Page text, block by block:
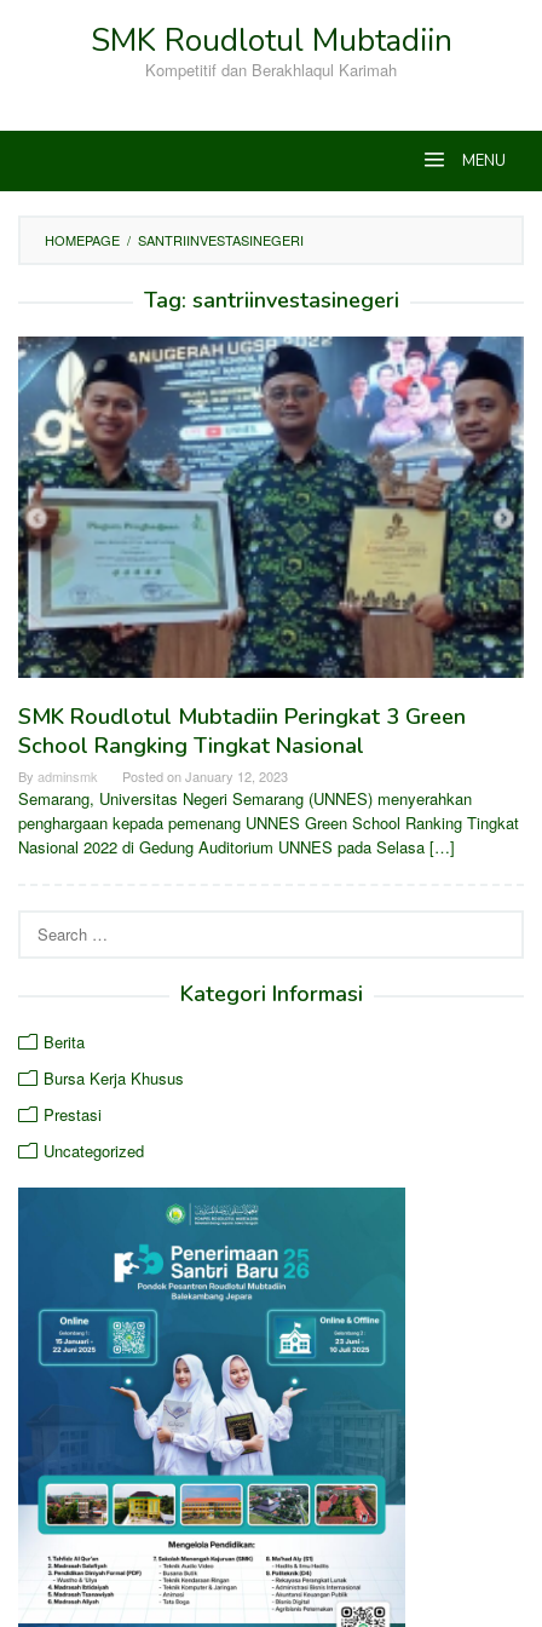
SMK Roudlotul Mubtadiin
Kompetitif dan Berakhlaqul Karimah
MENU
HOMEPAGE / SANTRIINVESTASINEGERI
Tag: santriinvestasinegeri
SMK Roudlotul Mubtadiin Peringkat 3 Green
School Rangking Tingkat Nasional
By adminsmk Posted onJanuary 12, 2023
Semarang, Universitas Negeri Semarang (UNNES) menyerahkan
penghargaan kepada pemenang UNNES Green School Ranking Tingkat
Nasional 2022 di Gedung Auditorium UNNES pada Selasa […]
for:
Kategori Informasi
Berita
Bursa Kerja Khusus
Prestasi
Uncategorized